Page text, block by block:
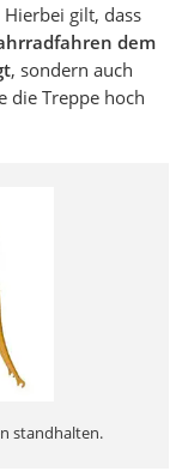
gilt, dass
dem
, sondern auch
die Treppe hoch
standhalten.